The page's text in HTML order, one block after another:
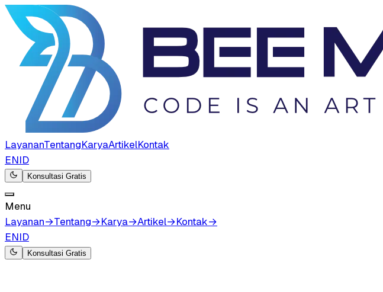
LayananTentangKaryaArtikelKontak
ENID
Konsultasi Gratis
Menu
Layanan→Tentang→Karya→Artikel→Kontak→
ENID
Konsultasi Gratis